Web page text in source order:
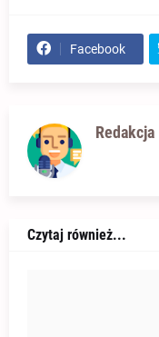
Facebook
Redakcja
Czytaj również...